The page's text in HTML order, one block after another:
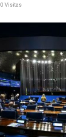
0 Visitas